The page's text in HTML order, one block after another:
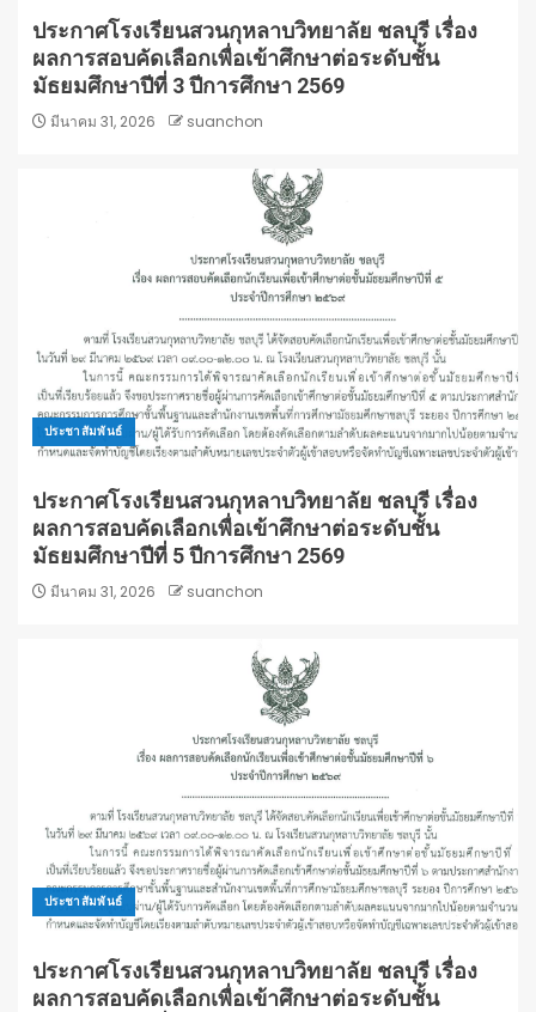
ประกาศโรงเรียนสวนกุหลาบวิทยาลัย ชลบุรี เรื่อง
ผลการสอบคัดเลือกเพื่อเข้าศึกษาต่อระดับชั้น
มัธยมศึกษาปีที่ 3 ปีการศึกษา 2569
มีนาคม 31, 2026 suanchon
ประชาสัมพันธ์
ประกาศโรงเรียนสวนกุหลาบวิทยาลัย ชลบุรี เรื่อง
ผลการสอบคัดเลือกเพื่อเข้าศึกษาต่อระดับชั้น
มัธยมศึกษาปีที่ 5 ปีการศึกษา 2569
มีนาคม 31, 2026 suanchon
ประชาสัมพันธ์
ประกาศโรงเรียนสวนกุหลาบวิทยาลัย ชลบุรี เรื่อง
ผลการสอบคัดเลือกเพื่อเข้าศึกษาต่อระดับชั้น